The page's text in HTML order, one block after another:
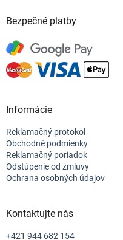
Bezpečné platby
Informácie
Reklamačný protokol
Obchodné podmienky
Reklamačný poriadok
Odstúpenie od zmluvy
Ochrana osobných údajov
Kontaktujte nás
+421 944 682 154